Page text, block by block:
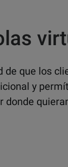
de que los
y
donde